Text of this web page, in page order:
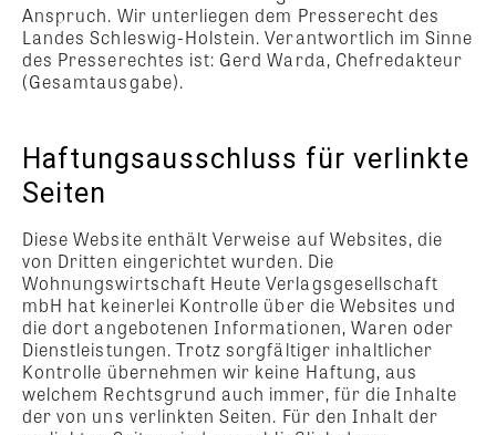
Anspruch. Wir unterliegen dem Presserecht des
Landes Schleswig-Holstein. Verantwortlich im Sinne
des Presserechtes ist: Gerd Warda, Chefredakteur
(Gesamtausgabe).
Haftungsausschluss für verlinkte
Seiten
Diese Website enthält Verweise auf Websites, die
von Dritten eingerichtet wurden. Die
Wohnungswirtschaft Heute Verlagsgesellschaft
mbH hat keinerlei Kontrolle über die Websites und
die dort angebotenen Informationen, Waren oder
Dienstleistungen. Trotz sorgfältiger inhaltlicher
Kontrolle übernehmen wir keine Haftung, aus
welchem Rechtsgrund auch immer, für die Inhalte
der von uns verlinkten Seiten. Für den Inhalt der